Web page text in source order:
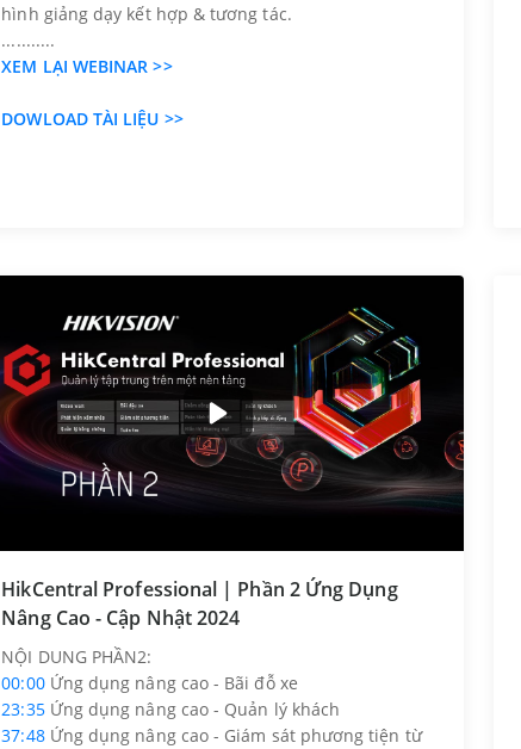
hình giảng dạy kết hợp & tương tác.
...........
XEM LẠI WEBINAR >>
DOWLOAD TÀI LIỆU >>
HikCentral Professional | Phần 2 Ứng Dụng
Nâng Cao - Cập Nhật 2024
NỘI DUNG PHẦN2:
00:00Ứng dụng nâng cao - Bãi đỗ xe
23:35Ứng dụng nâng cao - Quản lý khách
37:48Ứng dụng nâng cao - Giám sát phương tiện từ